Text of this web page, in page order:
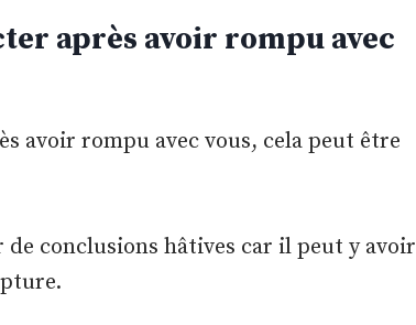
après avoir rompu avec
avoir rompu avec vous, cela peut être
conclusions hâtives car il peut y avoir